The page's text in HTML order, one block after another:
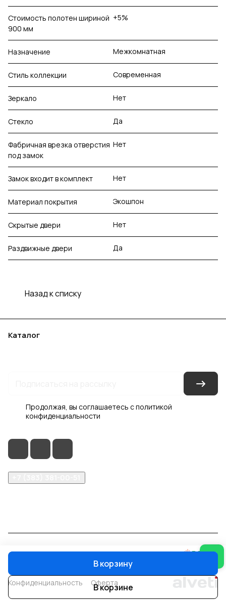
В корзину
В корзине
Стоимость полотен шириной
900 мм
+5%
Назначение Межкомнатная
Стиль коллекции Современная
Зеркало Нет
Стекло Да
Фабричная врезка отверстия
под замок
Нет
Замок входит в комплект Нет
Материал покрытия Экошпон
Скрытые двери Нет
Раздвижные двери Да
Назад к списку
Каталог
Продолжая, вы соглашаетесь сполитикой
конфиденциальности
© 2026 Интер-Двери
Конфиденциальность Оферта